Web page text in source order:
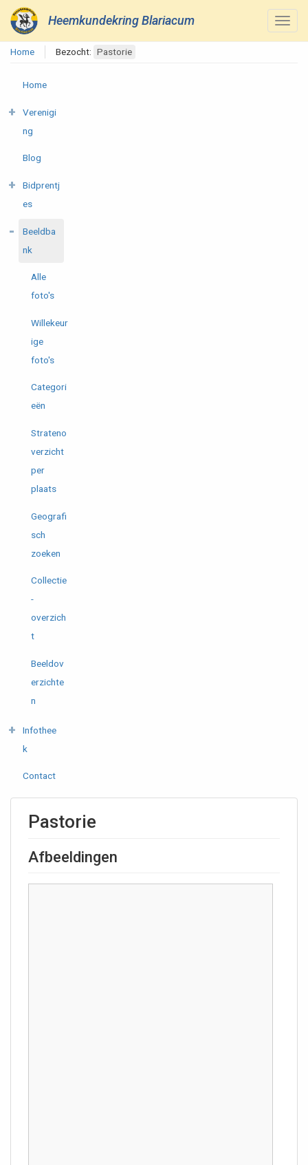
Heemkundekring Blariacum
Home Bezocht: Pastorie
Home
Verenigi
ng
Blog
Bidprentj
es
Beeldba
nk
Alle
foto's
Willekeur
ige
foto's
Categori
eën
Strateno
verzicht
per
plaats
Geografi
sch
zoeken
Collectie
-
overzich
t
Beeldov
erzichte
n
Infothee
k
Contact
Pastorie
Afbeeldingen